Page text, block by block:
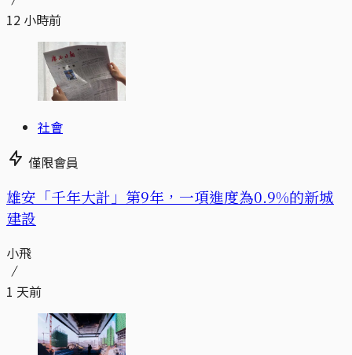
12 小時前
社會
僅限會員
​​雄安「千年大計」第9年，一項進度為0.9%的新城
建設
小飛
1 天前